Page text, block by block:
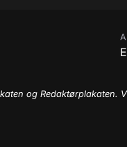
og Redaktørplakaten.